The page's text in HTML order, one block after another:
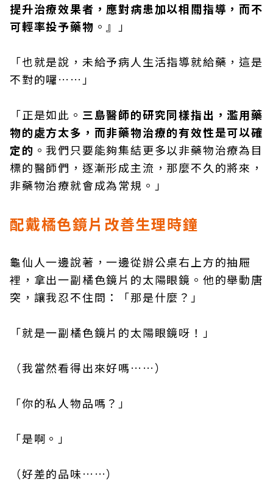
提升治療效果者，應對病患加以相關指導，而不
可輕率投予藥物 。』」
「也就是說，未給予病人生活指導就給藥，這是
不對的囉……」
「正是如此。 三島醫師的研究同樣指出，濫用藥
物的處方太多，而非藥物治療的有效性是可以確
定的 。我們只要能夠集結更多以非藥物治療為目
標的醫師們，逐漸形成主流，那麼不久的將來，
非藥物治療就會成為常規。」
配戴橘色鏡片改善生理時鐘
龜仙人一邊說著，一邊從辦公桌右上方的抽屜
裡，拿出一副橘色鏡片的太陽眼鏡。他的舉動唐
突，讓我忍不住問：「那是什麼？」
「就是一副橘色鏡片的太陽眼鏡呀！」
（我當然看得出來好嗎……）
「你的私人物品嗎？」
「是啊。」
（好差的品味……）